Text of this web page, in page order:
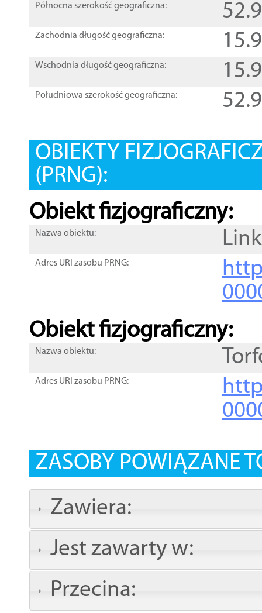
Północna szerokość geograficzna:
Zachodnia długość geograficzna:
Wschodnia długość geograficzna:
Południowa szerokość geograficzna:
OBIEKTY
(PRNG):
Obiekt fizjograficzny:
Nazwa obiektu:
Adres URI zasobu PRNG:
Obiekt fizjograficzny:
Nazwa obiektu:
Adres URI zasobu PRNG:
ZASOBY POWIĄZANE
Zawiera:
Jest zawarty w:
Przecina: